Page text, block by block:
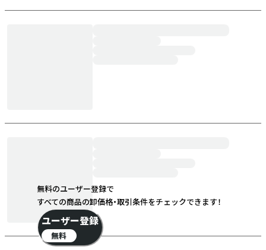
無料のユーザー登録で
すべての商品の卸価格・取引条件をチェックできます！
ユーザー登録
無料